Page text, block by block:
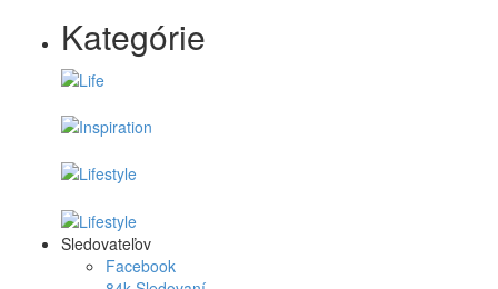
Kategórie
Sledovateľov
Facebook